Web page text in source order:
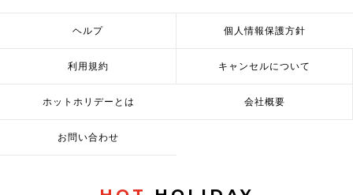
ヘルプ 個人情報保護方針
利用規約 キャンセルについて
ホットホリデーとは 会社概要
お問い合わせ